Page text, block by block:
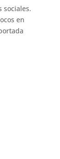
sociales.
en